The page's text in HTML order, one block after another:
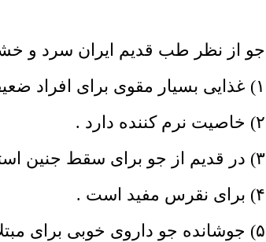
جو از نظر طب قدیم ایران سرد و
۱) غذایی بسیار مقوی برای افراد ضعیف است .
۲) خاصیت نرم کننده دارد .
۳) در قدیم از جو برای سقط جنین استفاده می کردند .
۴) برای نقرس مفید است .
۵) جوشانده جو داروی خوبی برای مبتلایان به تب و کم خونی و سوء هاضمه است .